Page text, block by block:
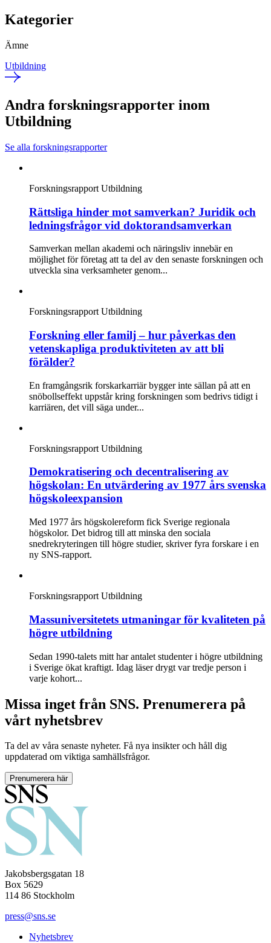
Kategorier
Ämne
Utbildning
Andra forskningsrapporter inom
Utbildning
Se alla forskningsrapporter
Forskningsrapport Utbildning
Rättsliga hinder mot samverkan? Juridik och
ledningsfrågor vid doktorandsamverkan
Samverkan mellan akademi och näringsliv innebär en
möjlighet för företag att ta del av den senaste forskningen och
utveckla sina verksamheter genom...
Forskningsrapport Utbildning
Forskning eller familj – hur påverkas den
vetenskapliga produktiviteten av att bli
förälder?
En framgångsrik forskarkarriär bygger inte sällan på att en
snöbollseffekt uppstår kring forskningen som bedrivs tidigt i
karriären, det vill säga under...
Forskningsrapport Utbildning
Demokratisering och decentralisering av
högskolan: En utvärdering av 1977 års svenska
högskoleexpansion
Med 1977 års högskolereform fick Sverige regionala
högskolor. Det bidrog till att minska den sociala
snedrekryteringen till högre studier, skriver fyra forskare i en
ny SNS-rapport.
Forskningsrapport Utbildning
Massuniversitetets utmaningar för kvaliteten på
högre utbildning
Sedan 1990-talets mitt har antalet studenter i högre utbildning
i Sverige ökat kraftigt. Idag läser drygt var tredje person i
varje kohort...
Missa inget från SNS. Prenumerera på
vårt nyhetsbrev
Ta del av våra senaste nyheter. Få nya insikter och håll dig
uppdaterad om viktiga samhällsfrågor.
Prenumerera här
Jakobsbergsgatan 18
Box 5629
114 86 Stockholm
press@sns.se
Nyhetsbrev